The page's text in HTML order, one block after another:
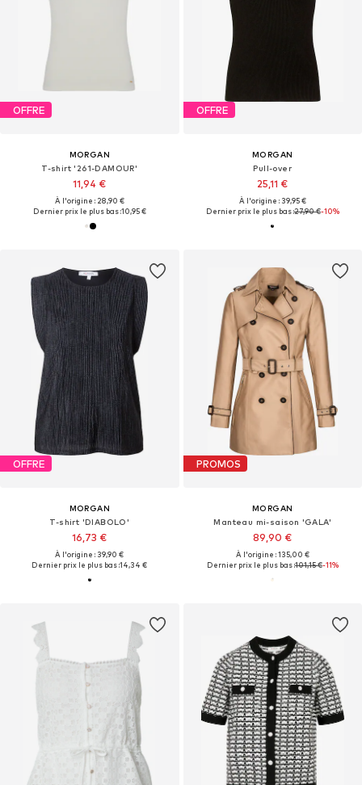
OFFRE
MORGAN
T-shirt '261-DAMOUR'
11,94 €
À l'origine : 28,90 €
Dernier prix le plus bas :10,95 €
OFFRE
MORGAN
Pull-over
25,11 €
À l'origine : 39,95 €
Dernier prix le plus bas :27,90 €-10%
OFFRE
MORGAN
T-shirt 'DIABOLO'
16,73 €
À l'origine : 39,90 €
Dernier prix le plus bas :14,34 €
PROMOS
MORGAN
Manteau mi-saison 'GALA'
89,90 €
À l'origine : 135,00 €
Dernier prix le plus bas :101,15 €-11%